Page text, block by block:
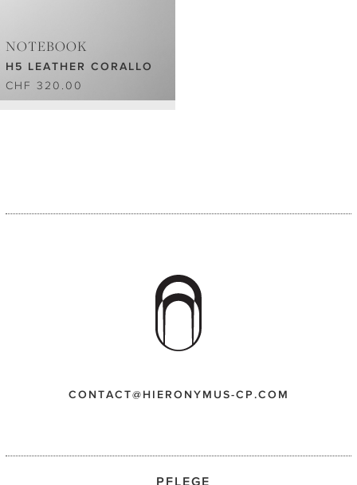
NOTEBOOK
H5 LEATHER CORALLO
CHF 320.00
CONTACT@HIERONYMUS-CP.COM
PFLEGE